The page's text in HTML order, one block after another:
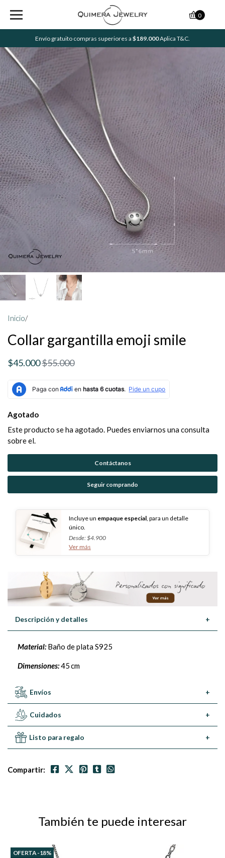
Envío gratuito compras superiores a $189.000Aplica T&C.
0
Inicio/
Collar gargantilla emoji smile
$45.000$55.000
Agotado
Este producto se ha agotado. Puedes enviarnos una consulta
sobre el.
Contáctanos
Seguir comprando
Incluye un empaque especial , para un detalle
único.
Desde: $4.900
Ver más
Descripción y detalles +
Material:Baño de plata S925
Dimensiones:45 cm
Envíos +
Cuidados +
Listo para regalo +
Compartir:
También te puede interesar
OFERTA -18%